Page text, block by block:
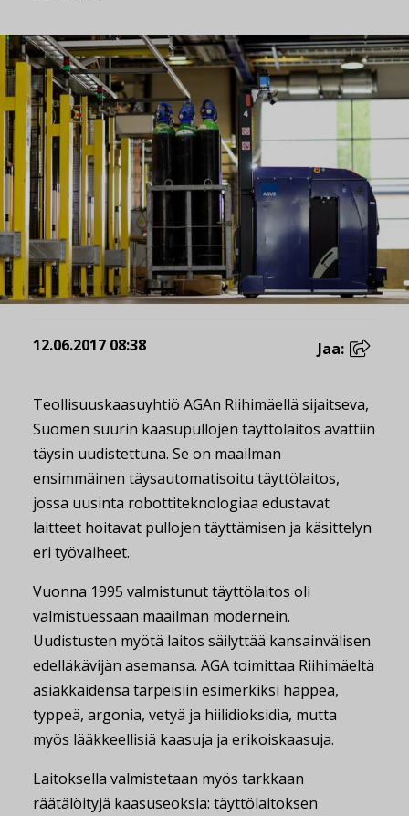
12.06.2017 08:38 Jaa:
Teollisuuskaasuyhtiö AGAn Riihimäellä sijaitseva,
Suomen suurin kaasupullojen täyttölaitos avattiin
täysin uudistettuna. Se on maailman
ensimmäinen täysautomatisoitu täyttölaitos,
jossa uusinta robottiteknologiaa edustavat
laitteet hoitavat pullojen täyttämisen ja käsittelyn
eri työvaiheet.
Vuonna 1995 valmistunut täyttölaitos oli
valmistuessaan maailman modernein.
Uudistusten myötä laitos säilyttää kansainvälisen
edelläkävijän asemansa. AGA toimittaa Riihimäeltä
asiakkaidensa tarpeisiin esimerkiksi happea,
typpeä, argonia, vetyä ja hiilidioksidia, mutta
myös lääkkeellisiä kaasuja ja erikoiskaasuja.
Laitoksella valmistetaan myös tarkkaan
räätälöityjä kaasuseoksia: täyttölaitoksen